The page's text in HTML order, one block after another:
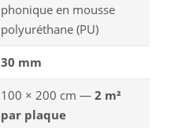
phonique en mousse
polyuréthane (PU)
30 mm
100 × 200 cm — 2 m²
par plaque